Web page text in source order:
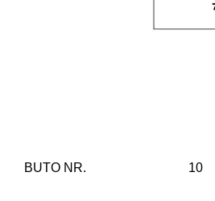
BUTO NR. 10